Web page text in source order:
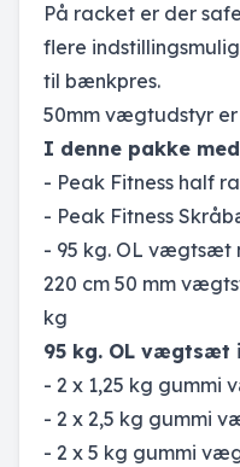
På racket er der
flere
til bænkpres.
50mm vægtudstyr
I denne pakke
- Peak Fitness half
- Peak Fitness
- 95 kg. OL vægtsæt
220 cm 50 mm
kg
95 kg. OL vægtsæt
- 2 x 1,25 kg gummi
- 2 x 2,5 kg gummi
- 2 x 5 kg gummi